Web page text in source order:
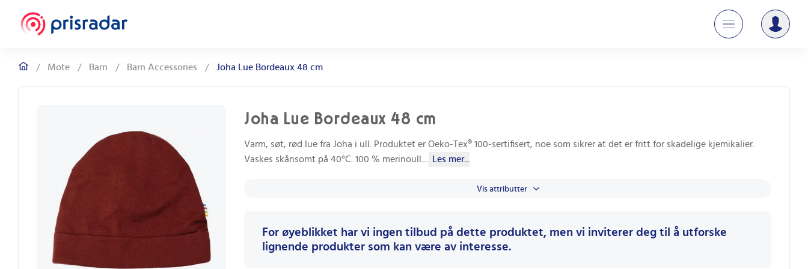
/ Mote / Barn / Barn Accessories / Joha Lue Bordeaux 48 cm
Joha Lue Bordeaux 48 cm
Varm, søt, rød lue fra Joha i ull. Produktet er Oeko-Tex® 100-sertifisert, noe som sikrer at det er fritt for skadelige kjemikalier.
Vaskes skånsomt på 40°C. 100 % merinoull.
Les mer...
Vis attributter
For øyeblikket har vi ingen tilbud på dette produktet, men vi inviterer deg til å utforske
lignende produkter som kan være av interesse.